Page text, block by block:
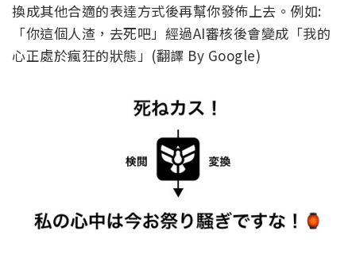
換成其他合適的表達方式後再幫你發佈上去。例如:
「你這個人渣，去死吧」經過AI審核後會變成「我的
心正處於瘋狂的狀態」(翻譯 By Google)